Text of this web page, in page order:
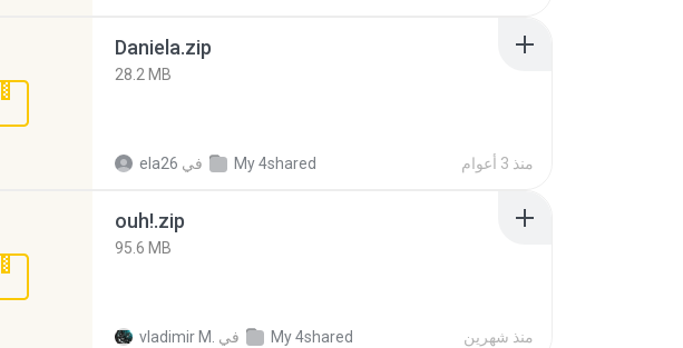
Daniela.zip
28.2 MB
ela26 في My 4shared منذ 3 أعوام
ouh!.zip
95.6 MB
vladimir M. في My 4shared منذ شهرين